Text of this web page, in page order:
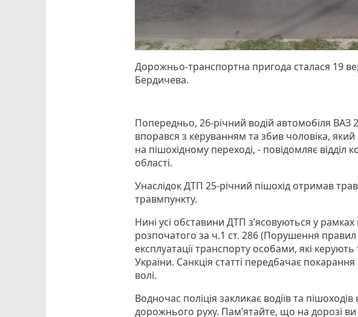
Дорожньо-транспортна пригода сталася 19
Бердичева.
Попередньо, 26-річний водій автомобіля ВАЗ
впорався з керуванням та збив чоловіка,
на пішохідному переході, - повідомляє відділ
області.
Унаслідок ДТП 25-річний пішохід отримав
травмпункту.
Нині усі обставини ДТП з’ясовуються у
розпочатого за ч.1 ст. 286 (Порушення
експлуатації транспорту особами, які
України. Санкція статті передбачає
волі.
Водночас поліція закликає водіїв та
дорожнього руху. Пам’ятайте, що на дорозі